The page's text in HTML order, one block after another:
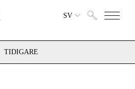
SV
TIDIGARE